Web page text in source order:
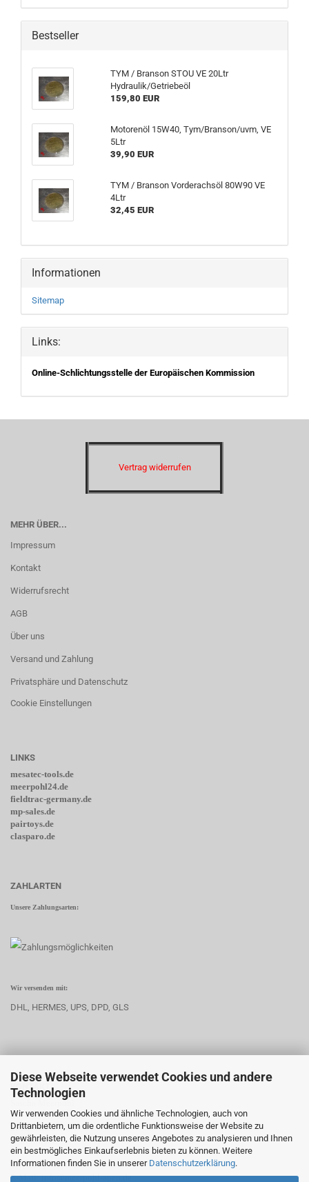
Diese Webseite verwendet Cookies und andere
Technologien
Wir verwenden Cookies und ähnliche Technologien, auch von
Drittanbietern, um die ordentliche Funktionsweise der Website zu
gewährleisten, die Nutzung unseres Angebotes zu analysieren und Ihnen
ein bestmögliches Einkaufserlebnis bieten zu können. Weitere
Informationen finden Sie in unserer Datenschutzerklärung.
Bestseller
TYM / Branson STOU VE 20Ltr
Hydraulik/Getriebeöl
159,80 EUR
Motorenöl 15W40, Tym/Branson/uvm, VE
5Ltr
39,90 EUR
TYM / Branson Vorderachsöl 80W90 VE
4Ltr
32,45 EUR
Informationen
Sitemap
Links:
Online-Schlichtungsstelle der Europäischen Kommission
Vertrag widerrufen
MEHR ÜBER...
Impressum
Kontakt
Widerrufsrecht
AGB
Über uns
Versand und Zahlung
Privatsphäre und Datenschutz
Cookie Einstellungen
LINKS
mesatec-tools.de
meerpohl24.de
fieldtrac-germany.de
mp-sales.de
pairtoys.de
clasparo.de
ZAHLARTEN
Unsere Zahlungsarten:
Wir versenden mit:
DHL, HERMES, UPS, DPD, GLS
KONTAKT
Sascha Meerpohl
Edewechter Straße 26
26689 Apen
Deutschland
Telefon: (+49) 0 17 11 93 69 24
E-Mail: info@meerpohl-apen.de